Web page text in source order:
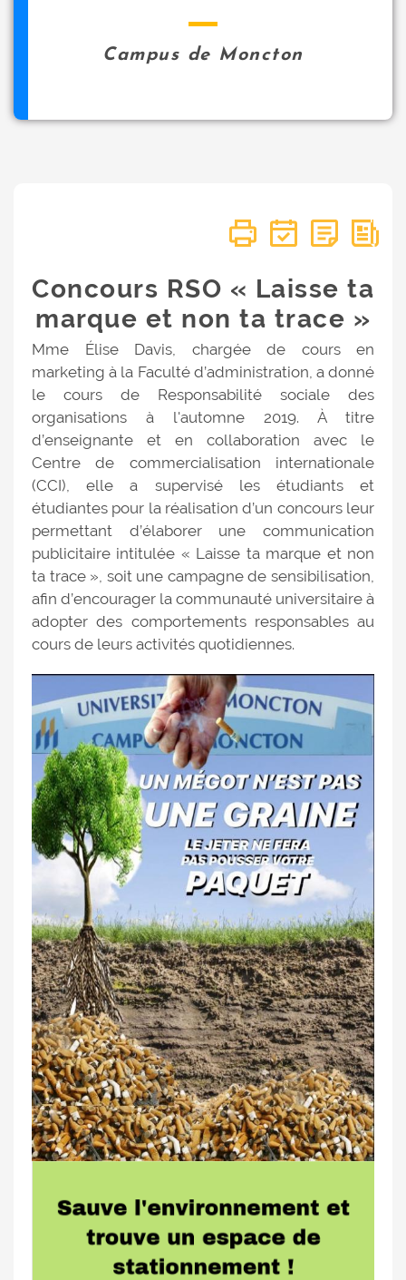
Campus de Moncton
Concours RSO « Laisse ta
marque et non ta trace »
Mme Élise Davis, chargée de cours en
marketing à la Faculté d’administration, a donné
le cours de Responsabilité sociale des
organisations à l'automne 2019. À titre
d’enseignante et en collaboration avec le
Centre de commercialisation internationale
(CCI), elle a supervisé les étudiants et
étudiantes pour la réalisation d’un concours leur
permettant d’élaborer une communication
publicitaire intitulée « Laisse ta marque et non
ta trace », soit une campagne de sensibilisation,
afin d’encourager la communauté universitaire à
adopter des comportements responsables au
cours de leurs activités quotidiennes.